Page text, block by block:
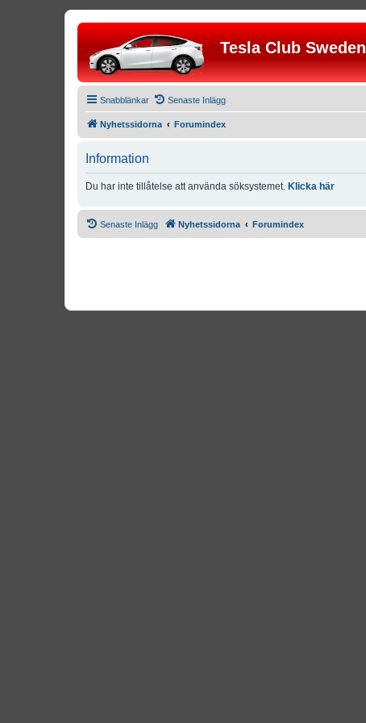
Tesla Club Sweden
Snabblänkar Senaste Inlägg
Nyhetssidorna Forumindex
Information
Du har inte tillåtelse att använda söksystemet. Klicka här
Senaste Inlägg Nyhetssidorna Forumindex